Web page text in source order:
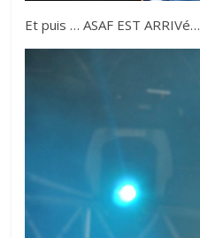
Et puis … ASAF EST ARRIVé…